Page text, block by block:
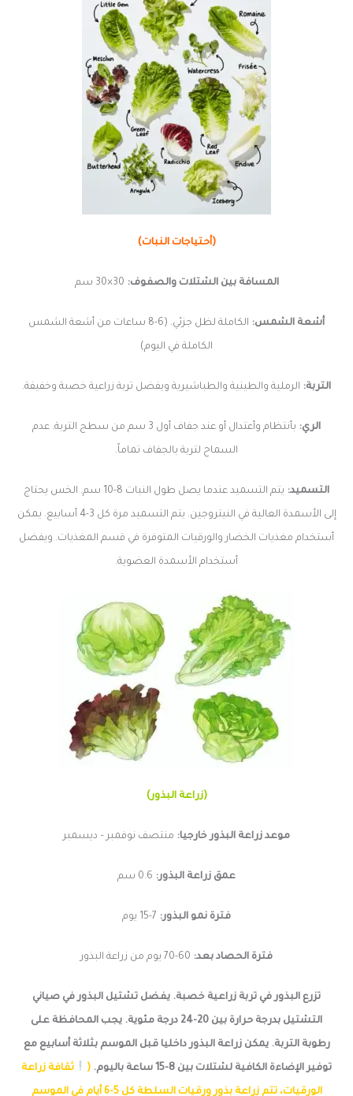
(أحتياجات النبات)
المسافة بين الشتلات والصفوف:
أشعة الشمس: الكاملة لظل جزئي. (6-8 ساعات من أشعة الشمس
الكاملة في اليوم)
التربة: الرملية والطينية والطباشيرية ويفضل تربة زراعية خصبة وخفيفة.
الري: بأنتظام وأعتدال أو عند جفاف أول 3 سم من سطح التربة. عدم
السماح لتربة بالجفاف تماماً.
التسميد: يتم التسميد عندما يصل طول النبات 8-10 سم. الخس يحتاج
إلى الأسمدة العالية في النيتروجين. يتم التسميد مرة كل 3-4 أسابيع. يمكن
أستخدام مغذيات الخضار والورقيات المتوفرة في قسم المغذيات. ويفضل
أستخدام الأسمدة العضوية.
(زراعة البذور)
موعد زراعة البذور خارجيا: منتصف نوفمبر – ديسمبر
عمق زراعة البذور:
فترة نمو البذور:
فترة الحصاد بعد:
تزرع البذور في تربة زراعية خصبة. يفضل تشتيل البذور في صياني
التشتيل بدرجة حرارة بين 20-24 درجة مئوية. يجب المحافظة على
رطوبة التربة. يمكن زراعة البذور داخليا قبل الموسم بثلاثة أسابيع مع
توفير الإضاءة الكافية لشتلات بين 8-15 ساعة باليوم. ( ثقافة زراعة
الورقيات، تتم زراعة بذور ورقيات السلطة كل 5-6 أيام في الموسم